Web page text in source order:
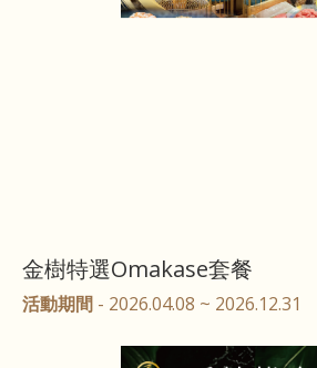
金樹特選Omakase套餐
活動期間 - 2026.04.08 ~ 2026.12.31